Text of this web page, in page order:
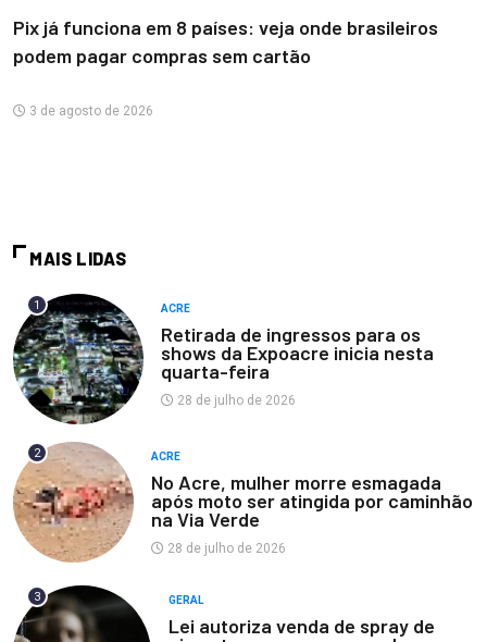
Pix já funciona em 8 países: veja onde brasileiros
podem pagar compras sem cartão
3 de agosto de 2026
MAIS LIDAS
1 ACRE
Retirada de ingressos para os
shows da Expoacre inicia nesta
quarta-feira
28 de julho de 2026
2 ACRE
No Acre, mulher morre esmagada
após moto ser atingida por caminhão
na Via Verde
28 de julho de 2026
3 GERAL
Lei autoriza venda de spray de